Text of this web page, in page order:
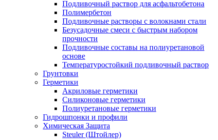
Подливочный раствор для асфальтобетона
Полимербетон
Подливочные растворы с волокнами стали
Безусадочные смеси с быстрым набором
прочности
Подливочные составы на полиуретановой
основе
Температуростойкий подливочный раствор
Грунтовки
Герметики
Акриловые герметики
Силиконовые герметики
Полиуретановые герметики
Гидрошпонки и профили
Химическая Защита
Steuler (Штойлер)